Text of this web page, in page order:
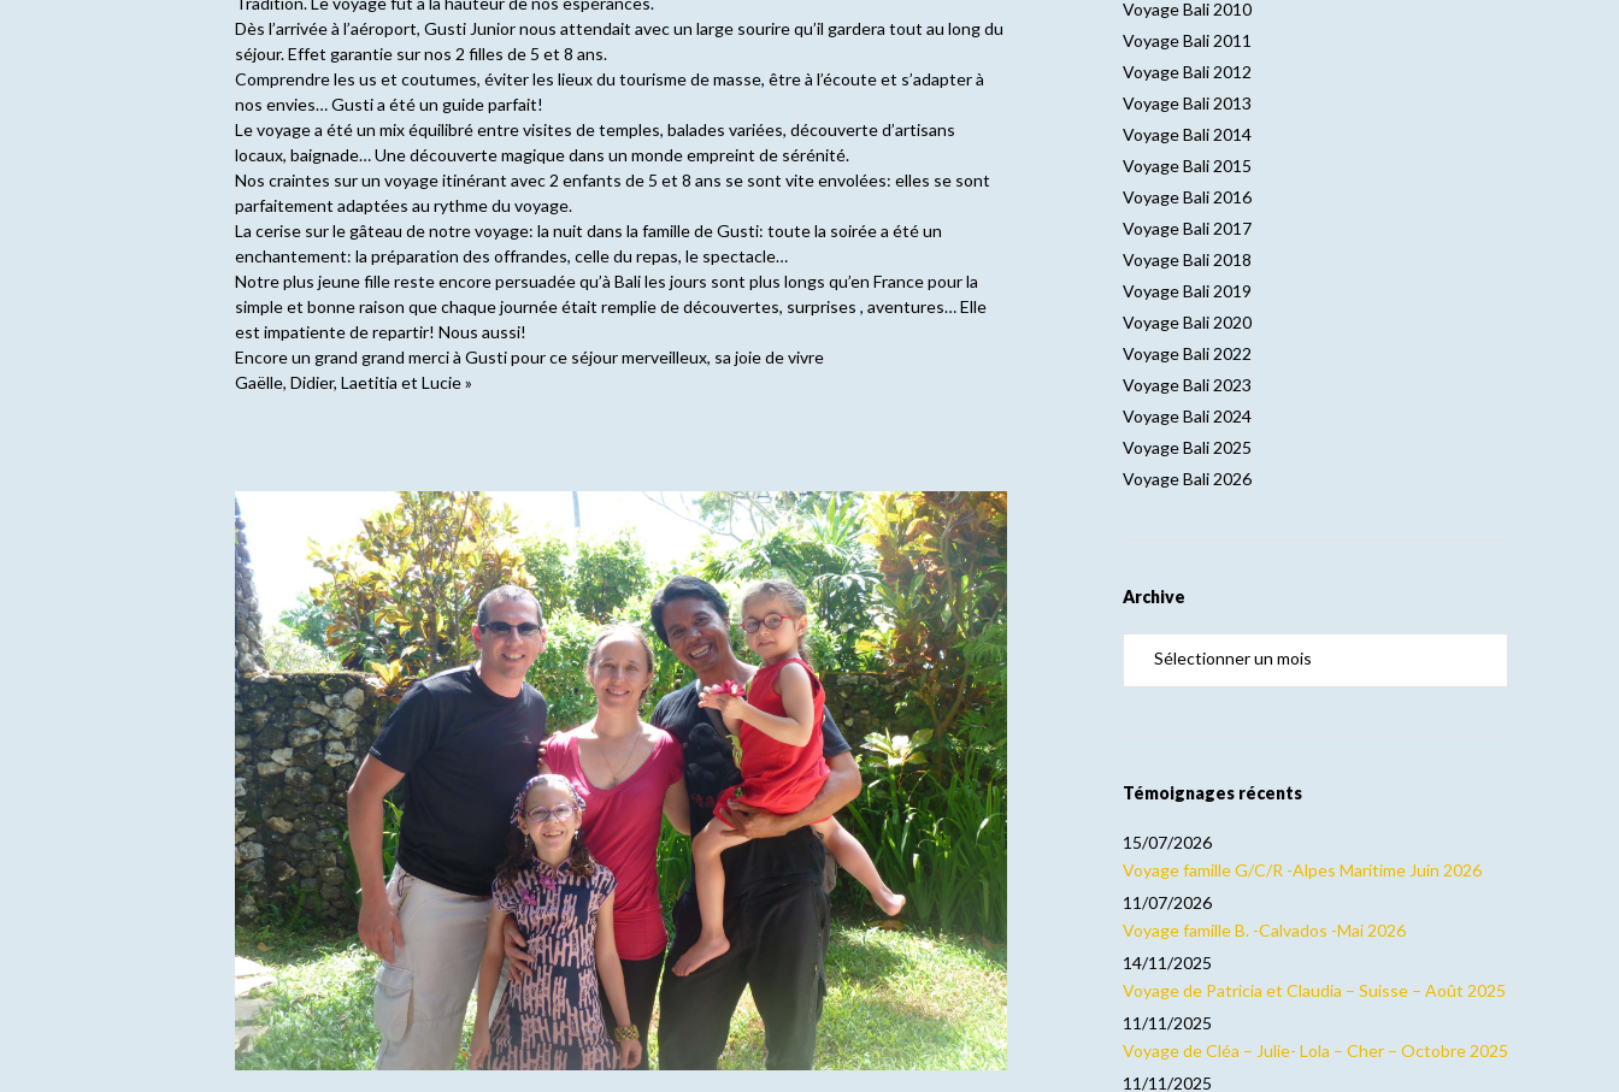
Dès l’arrivée à l’aéroport, Gusti Junior nous attendait avec un large sourire qu’il gardera tout au long du
séjour. Effet garantie sur nos 2 filles de 5 et 8 ans.
Comprendre les us et coutumes, éviter les lieux du tourisme de masse, être à l’écoute et s’adapter à
nos envies… Gusti a été un guide parfait!
Le voyage a été un mix équilibré entre visites de temples, balades variées, découverte d’artisans
locaux, baignade… Une découverte magique dans un monde empreint de sérénité.
Nos craintes sur un voyage itinérant avec 2 enfants de 5 et 8 ans se sont vite envolées: elles se sont
parfaitement adaptées au rythme du voyage.
La cerise sur le gâteau de notre voyage: la nuit dans la famille de Gusti: toute la soirée a été un
enchantement: la préparation des offrandes, celle du repas, le spectacle…
Notre plus jeune fille reste encore persuadée qu’à Bali les jours sont plus longs qu’en France pour la
simple et bonne raison que chaque journée était remplie de découvertes, surprises , aventures… Elle
est impatiente de repartir! Nous aussi!
Encore un grand grand merci à Gusti pour ce séjour merveilleux, sa joie de vivre
Gaëlle, Didier, Laetitia et Lucie »
Voyage Bali 2010
Voyage Bali 2011
Voyage Bali 2012
Voyage Bali 2013
Voyage Bali 2014
Voyage Bali 2015
Voyage Bali 2016
Voyage Bali 2017
Voyage Bali 2018
Voyage Bali 2019
Voyage Bali 2020
Voyage Bali 2022
Voyage Bali 2023
Voyage Bali 2024
Voyage Bali 2025
Voyage Bali 2026
Archive
Témoignages récents
Voyage famille G/C/R -Alpes Maritime Juin 2026
15/07/2026
Voyage famille B. -Calvados -Mai 2026
11/07/2026
Voyage de Patricia et Claudia – Suisse – Août 2025
14/11/2025
Voyage de Cléa – Julie- Lola – Cher – Octobre 2025
11/11/2025
11/11/2025